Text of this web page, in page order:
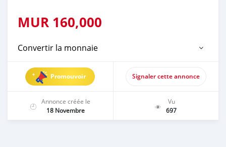
MUR 160,000
Convertir la monnaie
Promouvoir Signaler cette annonce
Annonce créée le
18 Novembre
Vu
697